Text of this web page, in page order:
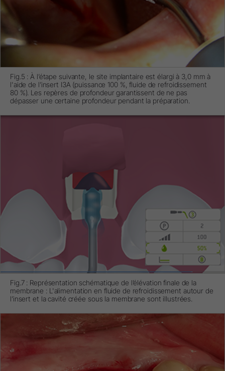
Fig.5 : À l’étape suivante, le site implantaire est élargi à 3,0 mm à
l'aide de l’insert I3A (puissance 100 %, fluide de refroidissement
80 %). Les repères de profondeur garantissent de ne pas
dépasser une certaine profondeur pendant la préparation.
Fig.7 : Représentation schématique de l’élévation finale de la
membrane : L'alimentation en fluide de refroidissement autour de
l’insert et la cavité créée sous la membrane sont illustrées.